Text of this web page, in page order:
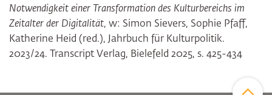
Notwendigkeit einer Transformation des Kulturbereichs im
Zeitalter der Digitalität, w: Simon Sievers, Sophie Pfaff,
Katherine Heid (red.), Jahrbuch für Kulturpolitik.
2023/24. Transcript Verlag, Bielefeld 2025, s. 425-434